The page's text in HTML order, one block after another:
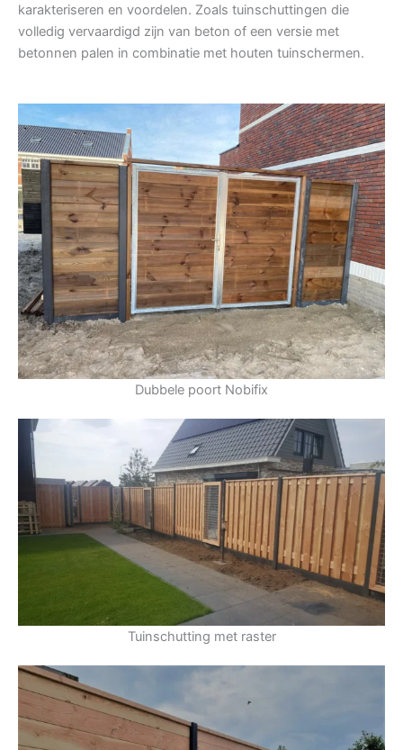
karakteriseren en voordelen. Zoals tuinschuttingen die
volledig vervaardigd zijn van beton of een versie met
betonnen palen in combinatie met houten tuinschermen.
Dubbele poort Nobifix
Tuinschutting met raster